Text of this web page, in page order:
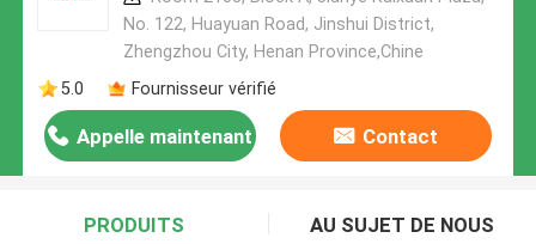
No. 122, Huayuan Road, Jinshui District,
Zhengzhou City, Henan Province,Chine
5.0
Fournisseur vérifié
Appelle maintenant Contact
PRODUITS AU SUJET DE NOUS